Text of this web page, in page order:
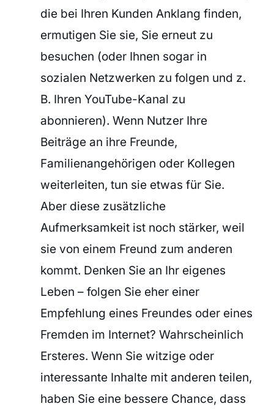
die bei Ihren Kunden Anklang finden,
ermutigen Sie sie, Sie erneut zu
besuchen (oder Ihnen sogar in
sozialen Netzwerken zu folgen und z.
B. Ihren YouTube-Kanal zu
abonnieren). Wenn Nutzer Ihre
Beiträge an ihre Freunde,
Familienangehörigen oder Kollegen
weiterleiten, tun sie etwas für Sie.
Aber diese zusätzliche
Aufmerksamkeit ist noch stärker, weil
sie von einem Freund zum anderen
kommt. Denken Sie an Ihr eigenes
Leben – folgen Sie eher einer
Empfehlung eines Freundes oder eines
Fremden im Internet? Wahrscheinlich
Ersteres. Wenn Sie witzige oder
interessante Inhalte mit anderen teilen,
haben Sie eine bessere Chance, dass